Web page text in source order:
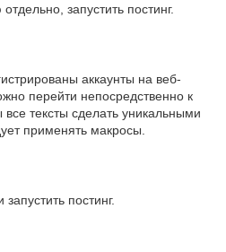
запустить постинг.
аккаунты на веб-
перейти непосредственно к
тексты сделать уникальными
применять макросы.
постинг.